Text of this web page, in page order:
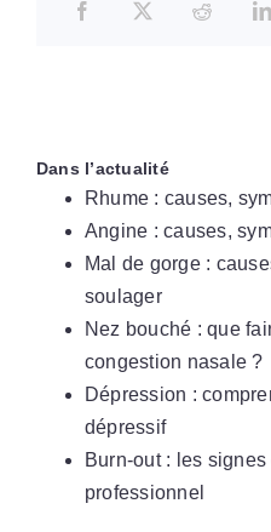
Dans l’actualité
Rhume : causes,
Angine : causes,
Mal de gorge :
soulager
Nez bouché : que
congestion nasale ?
Dépression :
dépressif
Burn-out : les signes
professionnel